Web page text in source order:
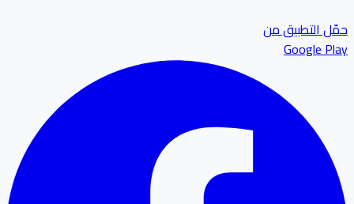
التطبيق من
Google